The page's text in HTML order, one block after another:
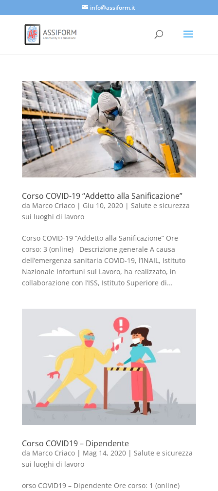
info@assiform.it
Corso COVID-19 “Addetto alla Sanificazione”
da Marco Criaco| Giu 10, 2020| Salute e sicurezza
sui luoghi di lavoro
Corso COVID-19 “Addetto alla Sanificazione” Ore
corso: 3 (online) Descrizione generale A causa
dell’emergenza sanitaria COVID-19, l’INAIL, Istituto
Nazionale Infortuni sul Lavoro, ha realizzato, in
collaborazione con l’ISS, Istituto Superiore di...
Corso COVID19 – Dipendente
da Marco Criaco| Mag 14, 2020| Salute e sicurezza
sui luoghi di lavoro
orso COVID19 – Dipendente Ore corso: 1 (online)